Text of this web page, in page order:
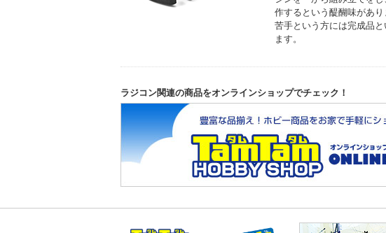
作するという醍醐味があ
苦手という方には完成品と
ます。
ラジコン関連の商品をオンラインショップでチェック！